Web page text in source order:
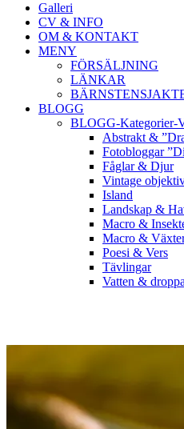
Galleri
CV & INFO
OM & KONTAKT
MENY
FÖRSÄLJNING
LÄNKAR
BLOGG
BLOGG-Kategorier-
Abstrakt &
Fotobloggar
Fåglar & Djur
Vintage
Island
Landskap &
Macro &
Macro &
Poesi & Vers
Tävlingar
Vatten &